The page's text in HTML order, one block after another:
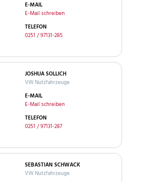
E-MAIL
E-Mail schreiben
TELEFON
0251 / 97131-285
JOSHUA SOLLICH
VW Nutzfahrzeuge
E-MAIL
E-Mail schreiben
TELEFON
0251 / 97131-287
SEBASTIAN SCHWACK
VW Nutzfahrzeuge